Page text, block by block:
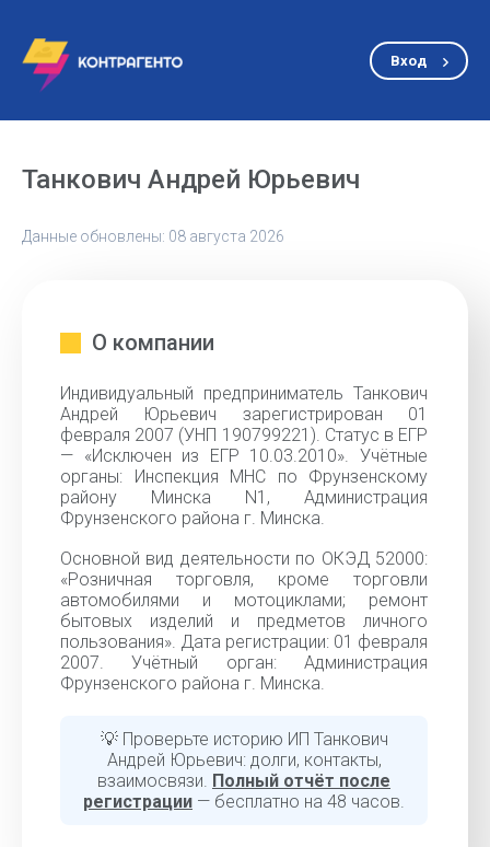
Вход
Танкович Андрей Юрьевич
Данные обновлены: 08 августа 2026
О компании
Индивидуальный предприниматель Танкович
Андрей Юрьевич зарегистрирован 01
февраля 2007 (УНП 190799221). Статус в ЕГР
— «Исключен из ЕГР 10.03.2010». Учётные
органы: Инспекция МНС по Фрунзенскому
району Минска N1, Администрация
Фрунзенского района г. Минска.
Основной вид деятельности по ОКЭД 52000:
«Розничная торговля, кроме торговли
автомобилями и мотоциклами; ремонт
бытовых изделий и предметов личного
пользования». Дата регистрации: 01 февраля
2007. Учётный орган: Администрация
Фрунзенского района г. Минска.
💡 Проверьте историю ИП Танкович
Андрей Юрьевич: долги, контакты,
взаимосвязи. Полный отчёт после
регистрации — бесплатно на 48 часов.